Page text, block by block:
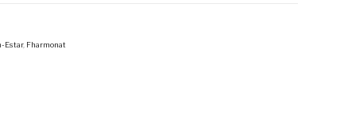
Estar, Fharmonat